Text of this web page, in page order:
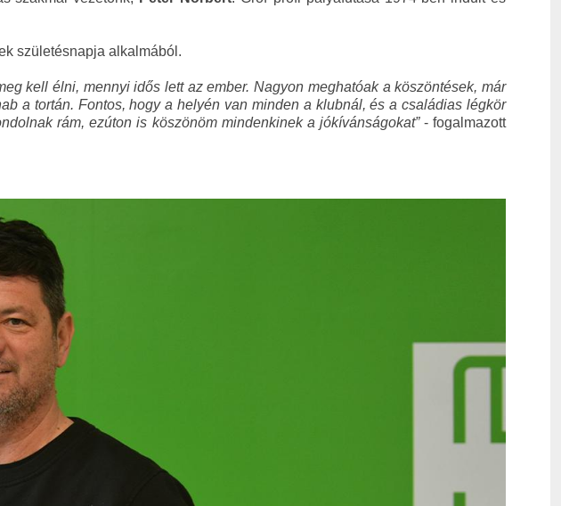
születésnapja alkalmából.
kell élni, mennyi idős lett az ember. Nagyon meghatóak a köszöntések, már
a tortán. Fontos, hogy a helyén van minden a klubnál, és a családias légkör
rám, ezúton is köszönöm mindenkinek a jókívánságokat”- fogalmazott